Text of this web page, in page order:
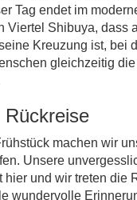
Tag endet im
Viertel Shibuya, dass
Kreuzung ist, bei
gleichzeitig
Rückreise
machen wir
Unsere
hier und wir treten die
wundervolle